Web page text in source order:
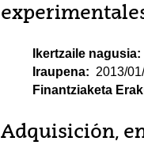
Ikertzaile nagusia:
Iraupena: 2013/
Finantziaketa
Adquisición,